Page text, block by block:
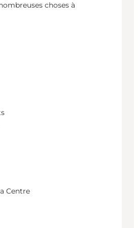
choses à
Centre